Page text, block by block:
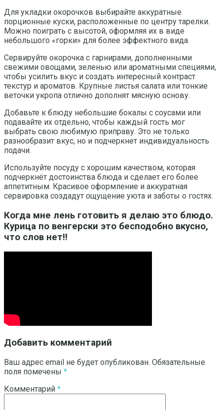
Для укладки окорочков выбирайте аккуратные
порционные куски, расположенные по центру тарелки.
Можно поиграть с высотой, оформляя их в виде
небольшого «горки» для более эффектного вида.
Сервируйте окорочка с гарнирами, дополненными
свежими овощами, зеленью или ароматными специями,
чтобы усилить вкус и создать интересный контраст
текстур и ароматов. Крупные листья салата или тонкие
веточки укропа отлично дополнят мясную основу.
Добавьте к блюду небольшие бокалы с соусами или
подавайте их отдельно, чтобы каждый гость мог
выбрать свою любимую приправу. Это не только
разнообразит вкус, но и подчеркнет индивидуальность
подачи.
Используйте посуду с хорошим качеством, которая
подчеркнёт достоинства блюда и сделает его более
аппетитным. Красивое оформление и аккуратная
сервировка создадут ощущение уюта и заботы о гостях.
Когда мне лень готовить я делаю это блюдо.
Курица по венгерски это бесподобно вкусно,
что слов нет!!
Добавить комментарий
Ваш адрес email не будет опубликован. Обязательные
поля помечены *
Комментарий *